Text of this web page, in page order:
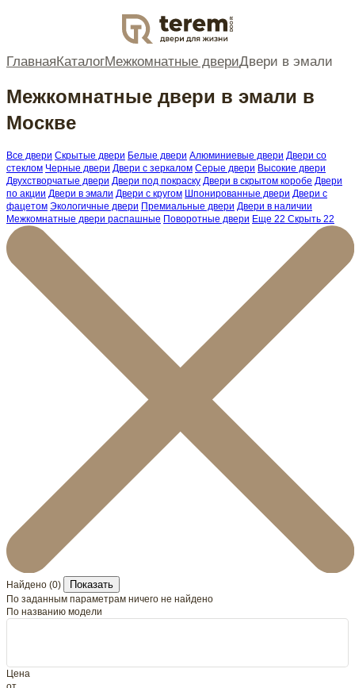
DOOR
Главная КаталогМежкомнатные двериДвери в эмали
Межкомнатные двери в эмали в
Москве
Все двери Скрытые двери Белые двери Алюминиевые двери Двери со
стеклом Черные двери Двери с зеркалом Серые двери Высокие двери
Двухстворчатые двери Двери под покраску Двери в скрытом коробе Двери
по акции Двери в эмали Двери с кругом Шпонированные двери Двери с
фацетом Экологичные двери Премиальные двери Двери в наличии
Межкомнатные двери распашные Поворотные двери Еще 22 Скрыть 22
Найдено (0) Показать
По заданным параметрам ничего не найдено
По названию модели
Цена